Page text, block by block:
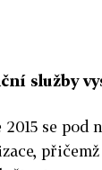
služby
2015 se